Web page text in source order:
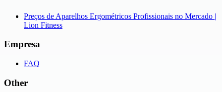
Preços de Aparelhos Ergométricos Profissionais no Mercado |
Lion Fitness
Empresa
FAQ
Other